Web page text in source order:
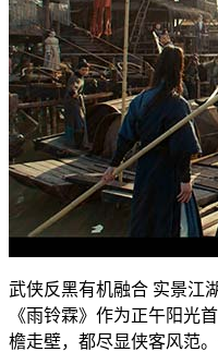
武侠反黑有机融合 实景江
《雨铃霖》作为正午阳光
檐走壁，都尽显侠客风范